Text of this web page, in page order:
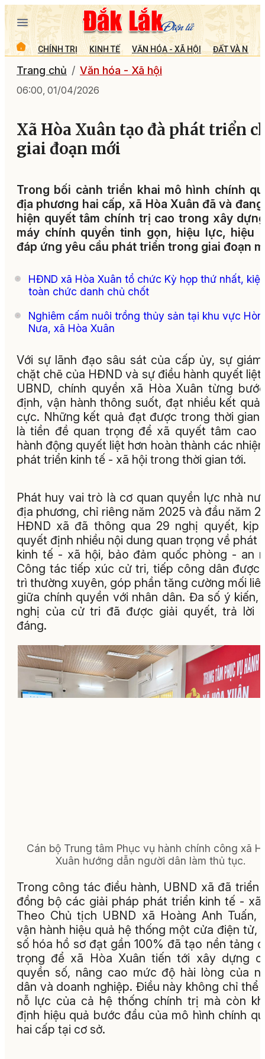
CHÍNH TRỊ KINH TẾ VĂN HÓA - XÃ HỘI ĐẤT VÀ
Trang chủ Văn hóa - Xã hội
06:00, 01/04/2026
Xã Hòa Xuân tạo đà phát triển
giai đoạn mới
Trong bối cảnh triển khai mô hình chính
địa phương hai cấp, xã Hòa Xuân đã và
hiện quyết tâm chính trị cao trong xây
máy chính quyền tinh gọn, hiệu lực, hiệu
đáp ứng yêu cầu phát triển trong giai đoạn
HĐND xã Hòa Xuân tổ chức Kỳ họp thứ nhất,
toàn chức danh chủ chốt
Nghiêm cấm nuôi trồng thủy sản tại khu vực Hòn
Nưa, xã Hòa Xuân
Với sự lãnh đạo sâu sát của cấp ủy, sự
chặt chẽ của HĐND và sự điều hành quyết liệt
UBND, chính quyền xã Hòa Xuân từng
định, vận hành thông suốt, đạt nhiều kết quả
cực. Những kết quả đạt được trong thời gian
là tiền đề quan trọng để xã quyết tâm cao
hành động quyết liệt hơn hoàn thành các
phát triển kinh tế - xã hội trong thời gian tới.
Phát huy vai trò là cơ quan quyền lực nhà
địa phương, chỉ riêng năm 2025 và đầu năm
HĐND xã đã thông qua 29 nghị quyết, kịp
quyết định nhiều nội dung quan trọng về phát
kinh tế - xã hội, bảo đảm quốc phòng - an
Công tác tiếp xúc cử tri, tiếp công dân được
trì thường xuyên, góp phần tăng cường mối
giữa chính quyền với nhân dân. Đa số ý kiến,
nghị của cử tri đã được giải quyết, trả lời
đáng.
Cán bộ Trung tâm Phục vụ hành chính công xã
Xuân hướng dẫn người dân làm thủ tục.
Trong công tác điều hành, UBND xã đã triển
đồng bộ các giải pháp phát triển kinh tế - xã
Theo Chủ tịch UBND xã Hoàng Anh Tuấn,
vận hành hiệu quả hệ thống một cửa điện tử,
số hóa hồ sơ đạt gần 100% đã tạo nền tảng
trọng để xã Hòa Xuân tiến tới xây dựng
quyền số, nâng cao mức độ hài lòng của
dân và doanh nghiệp. Điều này không chỉ thể
nỗ lực của cả hệ thống chính trị mà còn
định hiệu quả bước đầu của mô hình chính
hai cấp tại cơ sở.